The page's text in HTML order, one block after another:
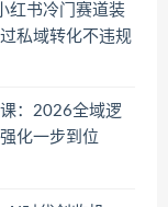
红书冷门赛道装
私域转化不违规
：2026全域逻
化一步到位